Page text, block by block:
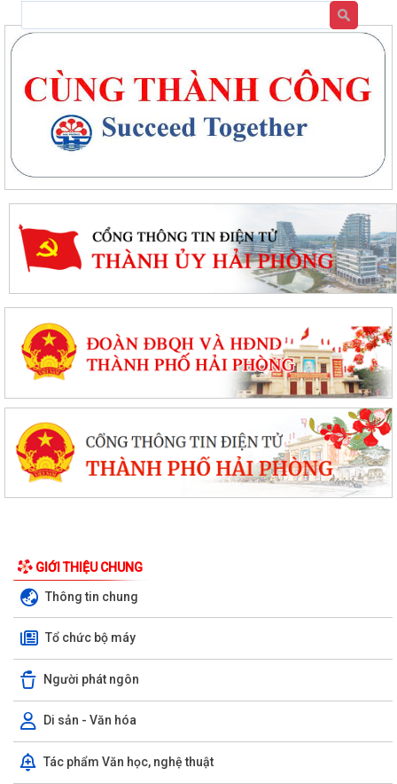
GIỚI THIỆU CHUNG
Thông tin chung
Tổ chức bộ máy
Người phát ngôn
Di sản - Văn hóa
Tác phẩm Văn học, nghệ thuật